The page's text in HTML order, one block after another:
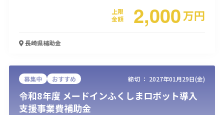
検索
上限
金額
2,000万円
長崎県補助金
募集中 おすすめ 締切 ： 2027年01月29日(金)
令和8年度 メードインふくしまロボット導入
支援事業費補助金